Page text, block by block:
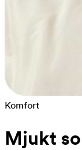
Komfort
Mjukt